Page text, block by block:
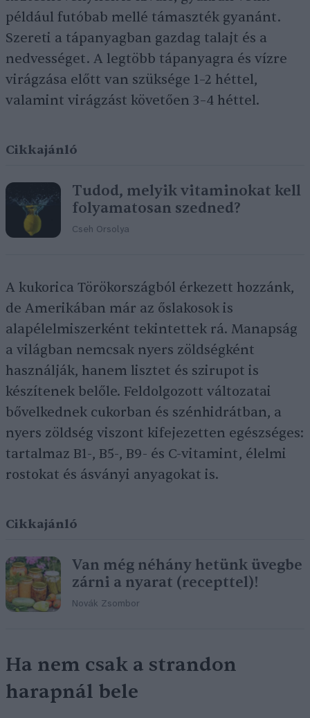
például futóbab mellé támaszték gyanánt.
Szereti a tápanyagban gazdag talajt és a
nedvességet. A legtöbb tápanyagra és vízre
virágzása előtt van szüksége 1–2 héttel,
valamint virágzást követően 3–4 héttel.
Cikkajánló
Tudod, melyik vitaminokat kell
folyamatosan szedned?
Cseh Orsolya
A kukorica Törökországból érkezett hozzánk,
de Amerikában már az őslakosok is
alapélelmiszerként tekintettek rá. Manapság
a világban nemcsak nyers zöldségként
használják, hanem lisztet és szirupot is
készítenek belőle. Feldolgozott változatai
bővelkednek cukorban és szénhidrátban, a
nyers zöldség viszont kifejezetten egészséges:
tartalmaz B1-, B5-, B9- és C-vitamint, élelmi
rostokat és ásványi anyagokat is.
Cikkajánló
Van még néhány hetünk üvegbe
zárni a nyarat (recepttel)!
Novák Zsombor
Ha nem csak a strandon
harapnál bele